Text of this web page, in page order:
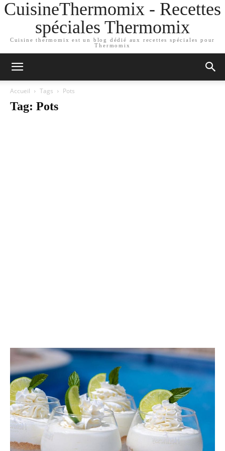
CuisineThermomix - Recettes
spéciales Thermomix
Cuisine thermomix est un blog dédié aux recettes spéciales pour
Thermomix
Accueil Tags Pots
Tag: Pots